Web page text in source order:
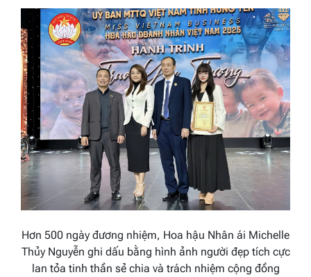
Hơn 500 ngày đương nhiệm, Hoa hậu Nhân ái Michelle
Thủy Nguyễn ghi dấu bằng hình ảnh người đẹp tích cực
lan tỏa tinh thần sẻ chia và trách nhiệm cộng đồng